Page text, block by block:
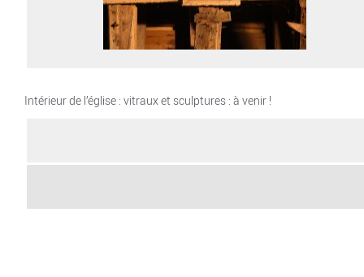
Intérieur de l’église : vitraux et sculptures : à venir !